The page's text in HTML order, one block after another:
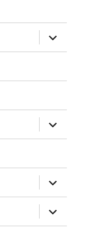
öffnen
öffnen
öffnen
öffnen